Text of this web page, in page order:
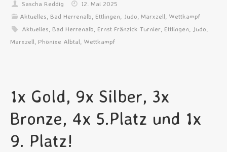
Sascha Reddig
12. Mai 2025
Aktuelles Bad Herrenalb Ettlingen Judo Marxzell Wettkampf
Aktuelles Bad Herrenalb Ernst Fränzick Turnier Ettlingen Judo
Marxzell Phönixe Albtal Wettkampf
1x Gold, 9x Silber, 3x
Bronze, 4x 5.Platz und 1x
9. Platz!